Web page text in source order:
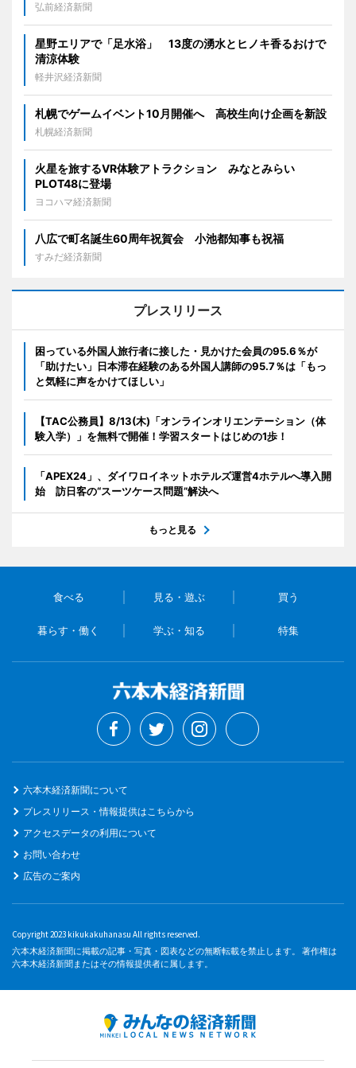
弘前経済新聞
星野エリアで「足水浴」 13度の湧水とヒノキ香るおけで
清涼体験
軽井沢経済新聞
札幌でゲームイベント10月開催へ 高校生向け企画を新設
札幌経済新聞
火星を旅するVR体験アトラクション みなとみらい
PLOT48に登場
ヨコハマ経済新聞
八広で町名誕生60周年祝賀会 小池都知事も祝福
すみだ経済新聞
プレスリリース
困っている外国人旅行者に接した・見かけた会員の95.6％が
「助けたい」日本滞在経験のある外国人講師の95.7％は「もっ
と気軽に声をかけてほしい」
【TAC公務員】8/13(木)「オンラインオリエンテーション（体
験入学）」を無料で開催！学習スタートはじめの1歩！
「APEX24」、ダイワロイネットホテルズ運営4ホテルへ導入開
始 訪日客の“スーツケース問題”解決へ
もっと見る
食べる 見る・遊ぶ 買う
暮らす・働く 学ぶ・知る 特集
六本木経済新聞について
プレスリリース・情報提供はこちらから
アクセスデータの利用について
お問い合わせ
広告のご案内
Copyright 2023 kikukakuhanasu All rights reserved.
六本木経済新聞に掲載の記事・写真・図表などの無断転載を禁止します。 著作権は
六本木経済新聞またはその情報提供者に属します。